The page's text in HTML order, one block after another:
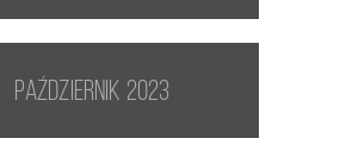
październik 2023